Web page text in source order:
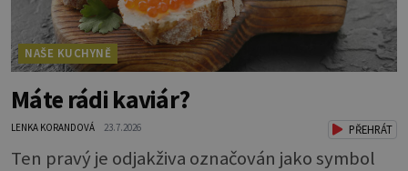
NAŠE KUCHYNĚ
Máte rádi kaviár?
LENKA KORANDOVÁ 23.7.2026 PŘEHRÁT
Ten pravý je odjakživa označován jako symbol